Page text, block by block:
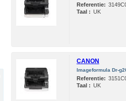
Referentie:
Taal : UK
CANON
Imageformula Dr-
Referentie:
Taal : UK